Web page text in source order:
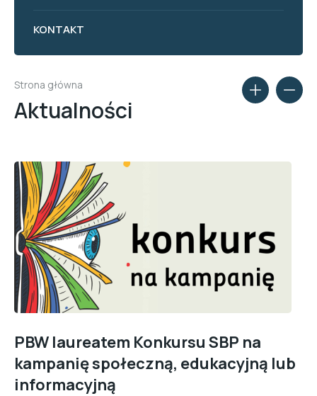
KONTAKT
Strona główna
Aktualności
PBW laureatem Konkursu SBP na
kampanię społeczną, edukacyjną lub
informacyjną